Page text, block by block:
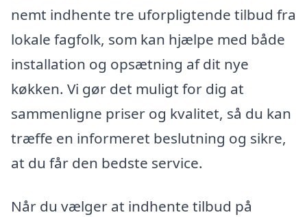
nemt indhente tre uforpligtende tilbud fra
lokale fagfolk, som kan hjælpe med både
installation og opsætning af dit nye
køkken. Vi gør det muligt for dig at
sammenligne priser og kvalitet, så du kan
træffe en informeret beslutning og sikre,
at du får den bedste service.
Når du vælger at indhente tilbud på